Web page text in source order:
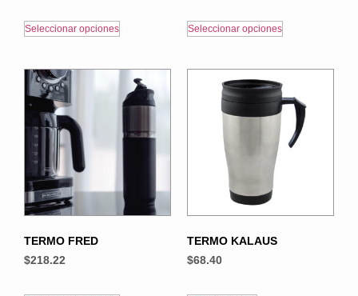
Seleccionar opciones Seleccionar opciones
TERMO FRED
$218.22
TERMO KALAUS
$68.40